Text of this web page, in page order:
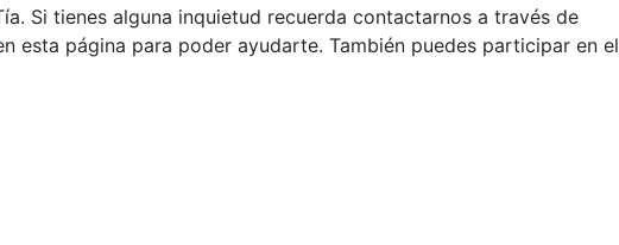
Si tienes alguna inquietud recuerda contactarnos a través de
esta página para poder ayudarte. También puedes participar en el